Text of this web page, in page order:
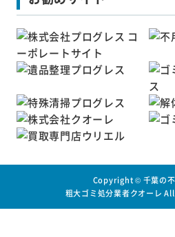
Copyright © 千葉の
粗大ゴミ処分業者クオーレ